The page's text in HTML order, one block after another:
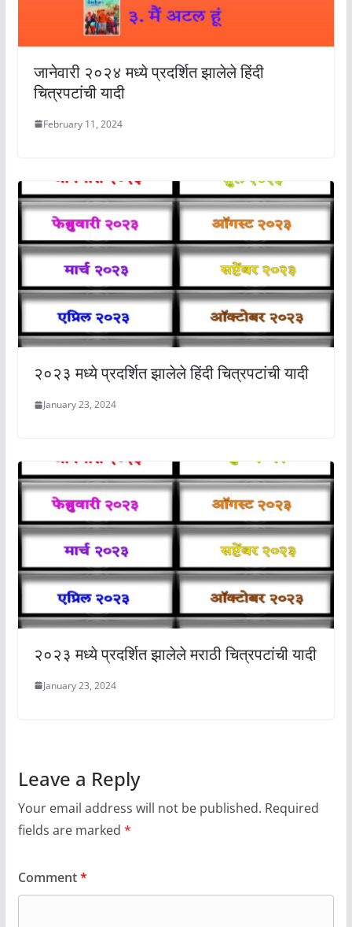
जानेवारी २०२४ मध्ये प्रदर्शित झालेले हिंदी
चित्रपटांची यादी
February 11, 2024
२०२३ मध्ये प्रदर्शित झालेले हिंदी चित्रपटांची यादी
January 23, 2024
२०२३ मध्ये प्रदर्शित झालेले मराठी चित्रपटांची यादी
January 23, 2024
Leave a Reply
Your email address will not be published. Required
fields are marked *
Comment*